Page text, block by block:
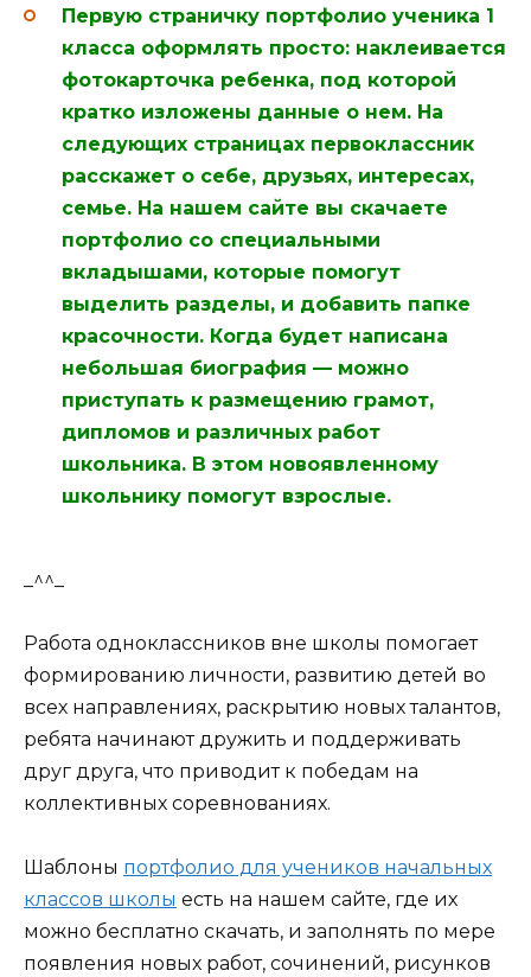
Первую страничку портфолио ученика 1
класса оформлять просто: наклеивается
фотокарточка ребенка, под которой
кратко изложены данные о нем. На
следующих страницах первоклассник
расскажет о себе, друзьях, интересах,
семье. На нашем сайте вы скачаете
портфолио со специальными
вкладышами, которые помогут
выделить разделы, и добавить папке
красочности. Когда будет написана
небольшая биография — можно
приступать к размещению грамот,
дипломов и различных работ
школьника. В этом новоявленному
школьнику помогут взрослые.
_^^_
Работа одноклассников вне школы помогает
формированию личности, развитию детей во
всех направлениях, раскрытию новых талантов,
ребята начинают дружить и поддерживать
друг друга, что приводит к победам на
коллективных соревнованиях.
Шаблоны портфолио для учеников начальных
классов школы есть на нашем сайте, где их
можно бесплатно скачать, и заполнять по мере
появления новых работ, сочинений, рисунков